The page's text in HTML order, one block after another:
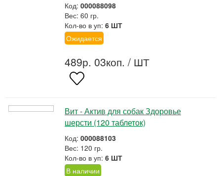
Код: 000088098
Вес: 60 гр.
Кол-во в уп: 6 ШТ
Ожидается
489р. 03коп. / ШТ
Вит - Актив для собак Здоровье
шерсти (120 таблеток)
Код: 000088103
Вес: 120 гр.
Кол-во в уп: 6 ШТ
В наличии